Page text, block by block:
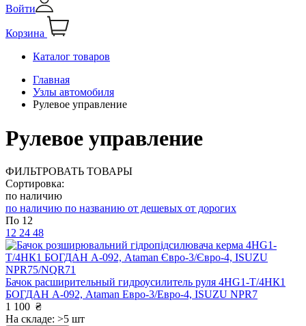
Войти
Корзина
Каталог товаров
Главная
Узлы автомобиля
Рулевое управление
Рулевое управление
ФИЛЬТРОВАТЬ ТОВАРЫ
Сортировка:
по наличию
по наличию по названию от дешевых от дорогих
По 12
12 24 48
Бачок расширительный гидроусилитель руля 4HG1-T/4НК1
БОГДАН А-092, Ataman Евро-3/Евро-4, ISUZU NPR7
1 100 ₴
На складе: >5 шт